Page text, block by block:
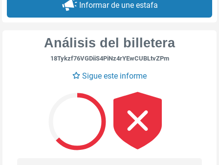
Informar de une estafa
Análisis del billetera
18Tykzf76VGDiiS4PiNz4rYEwCUBLtvZPm
Sigue este informe